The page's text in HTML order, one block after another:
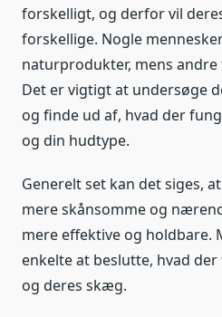
forskelligt, og derfor vil
forskellige. Nogle
naturprodukter, mens
Det er vigtigt at undersøge
og finde ud af, hvad der
og din hudtype.
Generelt set kan det siges,
mere skånsomme og
mere effektive og holdbare.
enkelte at beslutte, hvad
og deres skæg.